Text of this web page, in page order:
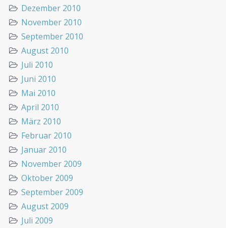
Dezember 2010
November 2010
September 2010
August 2010
Juli 2010
Juni 2010
Mai 2010
April 2010
März 2010
Februar 2010
Januar 2010
November 2009
Oktober 2009
September 2009
August 2009
Juli 2009